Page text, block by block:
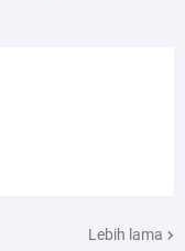
Lebih lama